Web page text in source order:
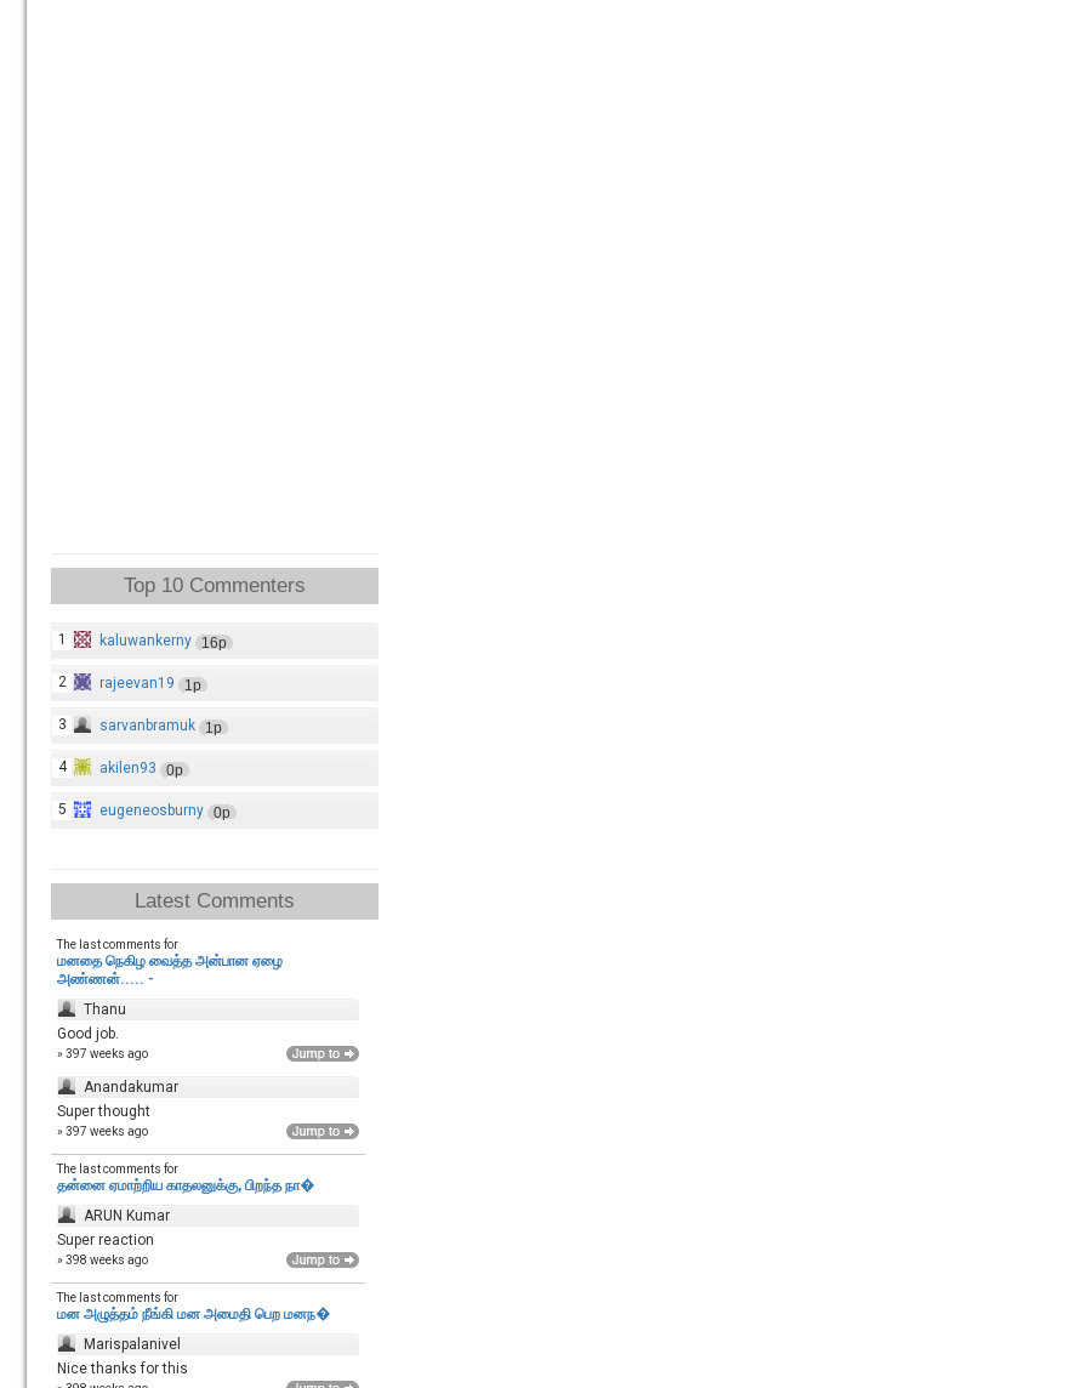
Top 10 Commenters
1 kaluwankerny 16p
2 rajeevan19 1p
3 sarvanbramuk 1p
4 akilen93 0p
5 eugeneosburny 0p
Latest Comments
The last comments for
மனதை நெகிழ வைத்த அன்பான ஏழை
அண்ணன்..... -
Thanu
Good job.
» 397 weeks ago
Anandakumar
Super thought
» 397 weeks ago
The last comments for
தன்னை ஏமாற்றிய காதலனுக்கு, பிறந்த நா�
ARUN Kumar
Super reaction
» 398 weeks ago
The last comments for
மன அழுத்தம் நீங்கி மன அமைதி பெற‌ மனந�
Marispalanivel
Nice thanks for this